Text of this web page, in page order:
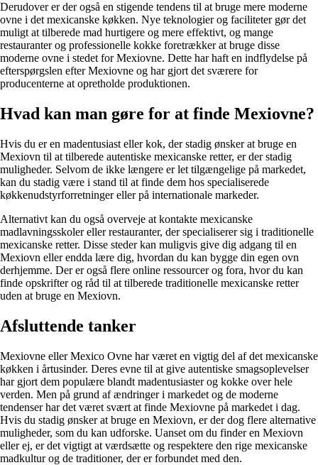
Derudover er der også en stigende tendens til at bruge mere moderne
ovne i det mexicanske køkken. Nye teknologier og faciliteter gør det
muligt at tilberede mad hurtigere og mere effektivt, og mange
restauranter og professionelle kokke foretrækker at bruge disse
moderne ovne i stedet for Mexiovne. Dette har haft en indflydelse på
efterspørgslen efter Mexiovne og har gjort det sværere for
producenterne at opretholde produktionen.
Hvad kan man gøre for at finde Mexiovne?
Hvis du er en madentusiast eller kok, der stadig ønsker at bruge en
Mexiovn til at tilberede autentiske mexicanske retter, er der stadig
muligheder. Selvom de ikke længere er let tilgængelige på markedet,
kan du stadig være i stand til at finde dem hos specialiserede
køkkenudstyrforretninger eller på internationale markeder.
Alternativt kan du også overveje at kontakte mexicanske
madlavningsskoler eller restauranter, der specialiserer sig i traditionelle
mexicanske retter. Disse steder kan muligvis give dig adgang til en
Mexiovn eller endda lære dig, hvordan du kan bygge din egen ovn
derhjemme. Der er også flere online ressourcer og fora, hvor du kan
finde opskrifter og råd til at tilberede traditionelle mexicanske retter
uden at bruge en Mexiovn.
Afsluttende tanker
Mexiovne eller Mexico Ovne har været en vigtig del af det mexicanske
køkken i årtusinder. Deres evne til at give autentiske smagsoplevelser
har gjort dem populære blandt madentusiaster og kokke over hele
verden. Men på grund af ændringer i markedet og de moderne
tendenser har det været svært at finde Mexiovne på markedet i dag.
Hvis du stadig ønsker at bruge en Mexiovn, er der dog flere alternative
muligheder, som du kan udforske. Uanset om du finder en Mexiovn
eller ej, er det vigtigt at værdsætte og respektere den rige mexicanske
madkultur og de traditioner, der er forbundet med den.